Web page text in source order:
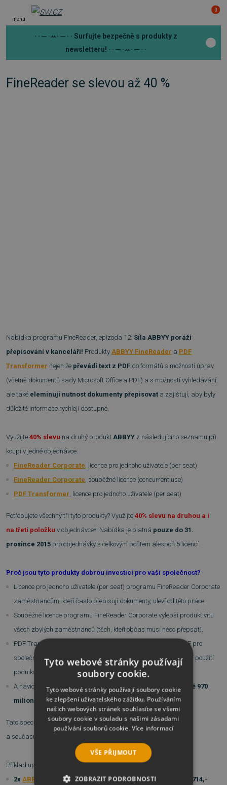
menu
0
· · ─ ·ꕀ· ─ · · Surfujte bezpečně s produkty z
newsletteru! · · ─ ·ꕀ· ─ · ·
FineReader se slevou až 40 %
Nabídka programu FineReader, epizoda 12: Síla ABBYY poráží
přepisování v kanceláři! Produkty ABBYY FineReader a PDF
Transformer nejen že převádí text z PDF do formátů s možností úprav
(včetně dokumentů sady Microsoft Office a PDF) a s možností vyhledávání,
ale také eleminují nutnost dokumenty přepisovat a zajišťují, aby byly
důležité informace rychleji dostupné.
Využijte 40% slevu na druhý produkt ABBYY z následujícího seznamu při
koupi v jedné objednávce:
FineReader Corporate, licence pro jednoho uživatele (per seat)
FineReader Corporate, souběžné licence (concurrent use)
PDF Transformer, licence pro jednoho uživatele (per seat)
Potřebujete všechny tři tyto produkty? Využijte 40% slevu na druhou a i
na třetí položku v objednávce*! Nabídka je platná pouze do 31.
prosince 2015 pro objednávky s celkovým počtem alespoň 5 licencí.
Proč jsou tyto produkty dobrou investicí pro vaší společnost?
Licence pro jednoho uživatele (per seat) programu FineReader Corporate
zaměstnancům, kteří často přepisují dokumenty, uleví od této práce.
Souběžné licence programu FineReader Corporate vylepší produktivitu
všech zbylých zaměstnanců (těch, kteří občas musí něco přepsat).
PDF Transformer+ je plnohodnotným řešením pro soubory PDF pro
společnosti, které oceňují použitelnost, efektivitu a inteligentnější použití
podnikového rozpočtu.
A navíc - t
echnologie ABBYY ušetří lidem každoročně
přibližně 970
milionů hodin!
Tato speciální nabídka Vám pomůže dosáhnout všechny tyto cíle
a současně
Příklad uplatnění slevy:
2x ABBYY FineReader 12 Corporate, concurrent use
15 714,-
Tyto webové stránky používají
soubory cookie.
Tyto webové stránky používají soubory cookie
ke zlepšení uživatelského zážitku. Používáním
našich webových stránek souhlasíte se všemi
soubory cookie v souladu s našimi zásadami
používání souborů cookie. Více informací
VŠE PŘIJMOUT
ZOBRAZIT PODROBNOSTI